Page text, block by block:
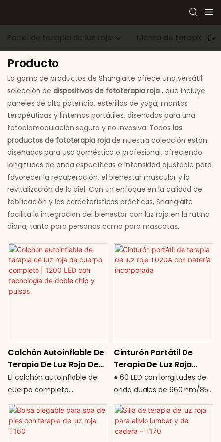
Panel de terapia de luz roja Manta de terapia de
Producto
La gama de productos de Shanglaite ofrece una versátil
selección de dispositivos de fototerapia roja , que incluye
paneles de alta potencia, esterillas de yoga, mantas
terapéuticas y linternas portátiles, diseñados para una
fotobiomodulación segura y no invasiva. Todos los
productos de fototerapia roja de nuestra colección están
diseñados para uso doméstico o profesional, ofreciendo
longitudes de onda específicas e intensidad ajustable para
favorecer la recuperación, el bienestar muscular y la
revitalización de la piel. Con un enfoque en la calidad de
fabricación y las características prácticas, Shanglaite
facilita la integración del bienestar con luz roja en la rutina
diaria, tanto para personas como para mascotas.
Colchón Autoinflable De
Terapia De Luz Roja De
Cuerpo Completo | 1200
LED Con Tecnología De
El colchón autoinflable de
cuerpo completo
representa la próxima
generación de
fotobiomodulación (PBM)
Cinturón Portátil De
Terapia De Luz Roja
T020A Con Batería
Incorporada
● 60 LED con longitudes de
onda duales de 660 nm/850
nm ● Batería integrada de
1200 mAh: libertad
inalámbrica total ●